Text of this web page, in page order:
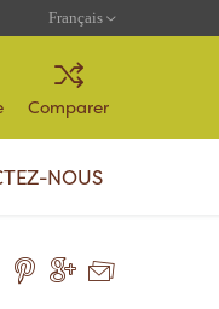
Comparer
NOUS